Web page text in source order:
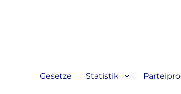
verbreiten
Gesetze Statistik